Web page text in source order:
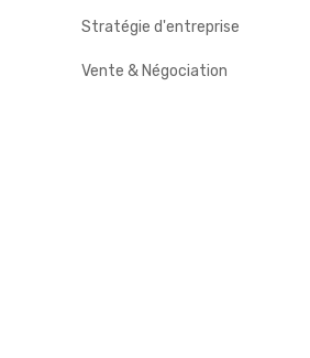
Stratégie d'entreprise
Vente & Négociation